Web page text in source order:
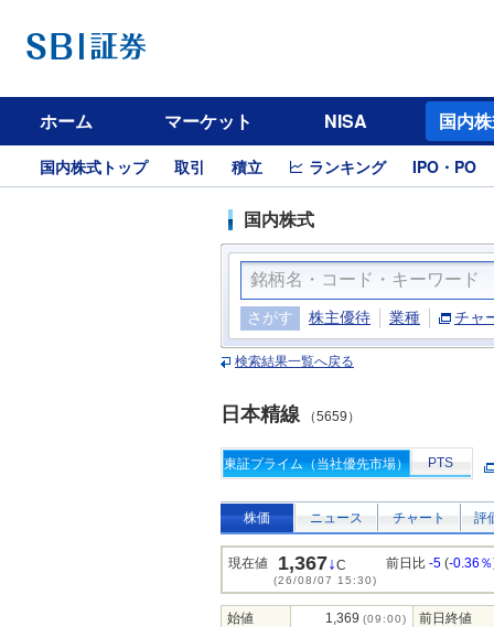
ホーム マーケット NISA 国内
国内株式トップ 取引 積立 ランキング IPO・PO
国内株式
さがす 株主優待 業種 チャ
検索結果一覧へ戻る
日本精線（5659）
東証プライム（当社優先市場） PTS
株価 ニュース チャート 評
現在値 1,367↓C
(26/08/07 15:30)
前日比 -5 (-0.36％
始値 1,369 (09:00)
前日終値